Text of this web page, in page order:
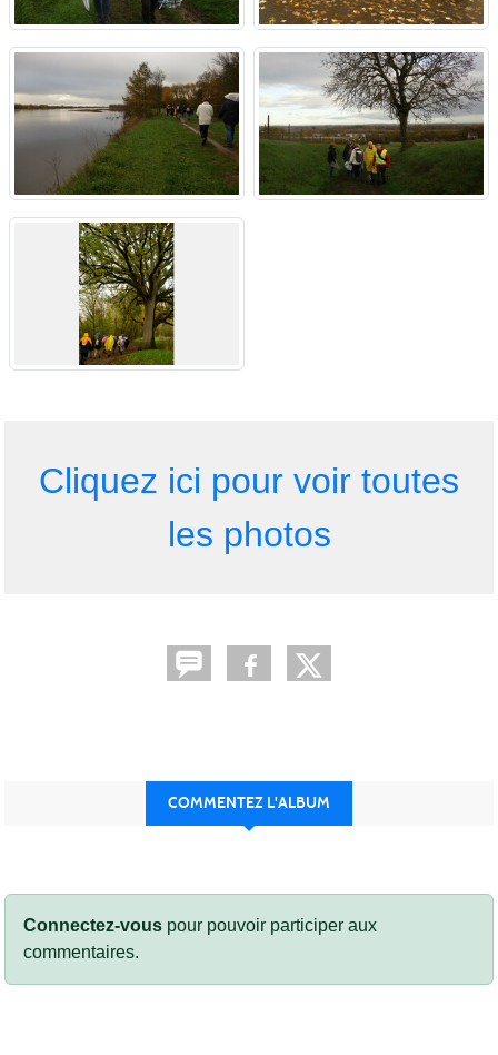
Cliquez ici pour voir toutes
les photos
COMMENTEZ L'ALBUM
Connectez-vous pour pouvoir participer aux
commentaires.